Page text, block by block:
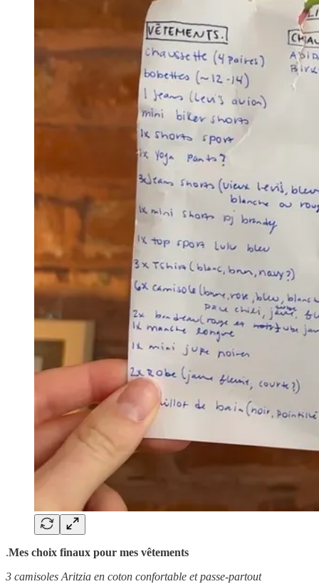
.Mes choix finaux pour mes vêtements
3 camisoles Aritzia en coton confortable et passe-partout